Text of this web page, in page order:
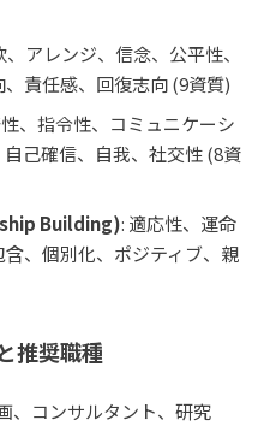
、アレンジ、信念、公平性、
責任感、回復志向 (9資質)
、指令性、コミュニケーシ
己確信、自我、社交性 (8資
Building): 適応性、運命
、個別化、ポジティブ、親
推奨職種
、コンサルタント、研究